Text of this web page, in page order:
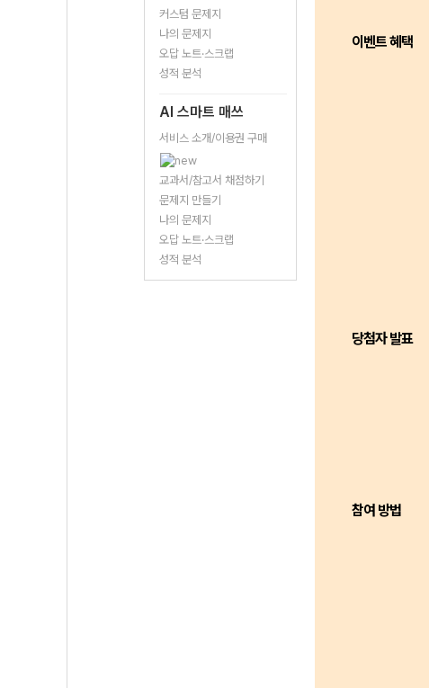
커스텀 문제지
나의 문제지
오답 노트·스크랩
성적 분석
AI 스마트 매쓰
서비스 소개/이용권 구매
교과서/참고서 채점하기
문제지 만들기
나의 문제지
오답 노트·스크랩
성적 분석
이벤트 혜택
당첨자 발표
참여 방법